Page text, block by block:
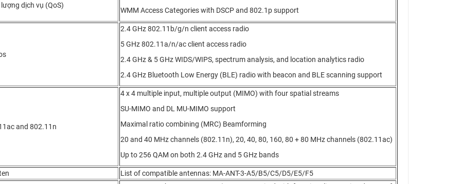
dịch vụ (QoS)
WMM Access Categories with DSCP and 802.1p support
2.4 GHz 802.11b/g/n client access radio
5 GHz 802.11a/n/ac client access radio
2.4 GHz & 5 GHz WIDS/WIPS, spectrum analysis, and location analytics radio
2.4 GHz Bluetooth Low Energy (BLE) radio with beacon and BLE scanning support
and 802.11n
4 x 4 multiple input, multiple output (MIMO) with four spatial streams
SU-MIMO and DL MU-MIMO support
Maximal ratio combining (MRC) Beamforming
20 and 40 MHz channels (802.11n), 20, 40, 80, 160, 80 + 80 MHz channels (802.11ac)
Up to 256 QAM on both 2.4 GHz and 5 GHz bands
List of compatible antennas: MA-ANT-3-A5/B5/C5/D5/E5/F5